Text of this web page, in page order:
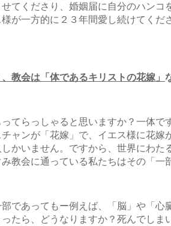
てくださり、婚姻届に自分のハン
が一方的に２３年間愛し続けてく
教会は「体であるキリストの花嫁」
てらっしゃると思いますか？一体
ャンが「花嫁」で、イエス様に花
かいません。ですから、世界にわ
会に通っている私たちはその「一
であってもー例えば、「脳」や「
たら、どうなりますか？死んでしま